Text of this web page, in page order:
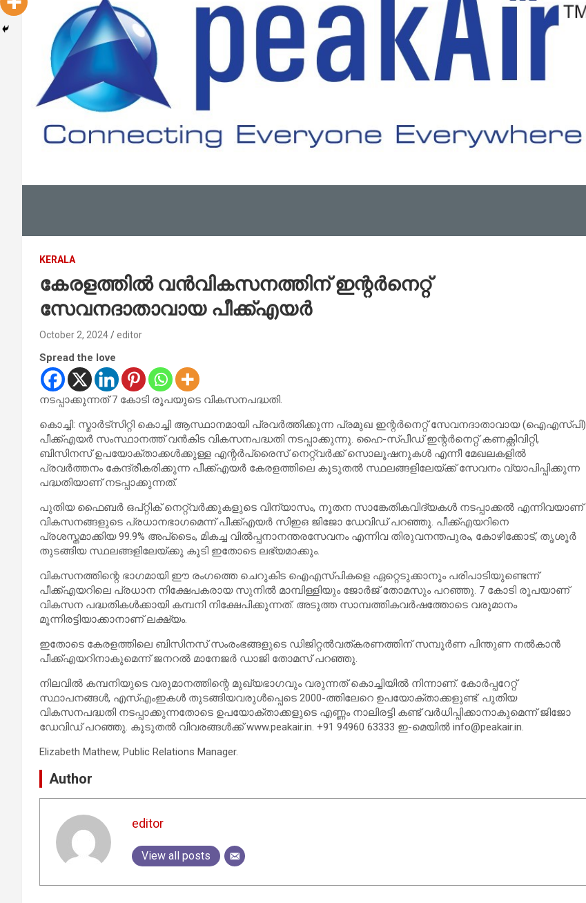
KERALA
കേരളത്തില്‍ വന്‍വികസനത്തിന് ഇന്റര്‍നെറ്റ്
സേവനദാതാവായ പീക്ക്എയര്‍
October 2, 2024 editor
Spread the love
നടപ്പാക്കുന്നത് 7 കോടി രൂപയുടെ വികസനപദ്ധതി.
കൊച്ചി: സ്മാര്‍ട്‌സിറ്റി കൊച്ചി ആസ്ഥാനമായി പ്രവര്‍ത്തിക്കുന്ന പ്രമുഖ ഇന്റര്‍നെറ്റ് സേവനദാതാവായ (ഐഎസ്പി)
പീക്ക്എയര്‍ സംസ്ഥാനത്ത് വന്‍കിട വികസനപദ്ധതി നടപ്പാക്കുന്നു. ഹൈ-സ്പീഡ് ഇന്റര്‍നെറ്റ് കണക്റ്റിവിറ്റി,
ബിസിനസ് ഉപയോക്താക്കള്‍ക്കുള്ള എന്റര്‍പ്രൈസ് നെറ്റ്വര്‍ക്ക് സൊലൂഷനുകള്‍ എന്നീ മേഖലകളില്‍
പ്രവര്‍ത്തനം കേന്ദ്രീകരിക്കുന്ന പീക്ക്എയര്‍ കേരളത്തിലെ കൂടുതല്‍ സ്ഥലങ്ങളിലേയ്ക്ക് സേവനം വ്യാപിപ്പിക്കുന്ന
പദ്ധതിയാണ് നടപ്പാക്കുന്നത്.
പുതിയ ഫൈബര്‍ ഒപ്റ്റിക് നെറ്റ്വര്‍ക്കുകളുടെ വിന്യാസം, നൂതന സാങ്കേതികവിദ്യകള്‍ നടപ്പാക്കല്‍ എന്നിവയാണ്
വികസനങ്ങളുടെ പ്രധാനഭാഗമെന്ന് പീക്ക്എയര്‍ സിഇഒ ജിജോ ഡേവിഡ് പറഞ്ഞു. പീക്ക്എയറിനെ
പ്രശസ്തമാക്കിയ 99.9% അപ്‌ടൈം, മികച്ച വില്‍പ്പനാനന്തരസേവനം എന്നിവ തിരുവനന്തപുരം, കോഴിക്കോട്, തൃശൂര്‍
തുടങ്ങിയ സ്ഥലങ്ങളിലേയ്ക്കു കൂടി ഇതോടെ ലഭ്യമാക്കും.
വികസനത്തിന്റെ ഭാഗമായി ഈ രംഗത്തെ ചെറുകിട ഐഎസ്പികളെ ഏറ്റെടുക്കാനും പരിപാടിയുണ്ടെന്ന്
പീക്ക്എയറിലെ പ്രധാന നിക്ഷേപകരായ സുനില്‍ മാമ്പിള്ളിയും ജോര്‍ജ് തോമസും പറഞ്ഞു. 7 കോടി രൂപയാണ്
വികസന പദ്ധതികള്‍ക്കായി കമ്പനി നിക്ഷേപിക്കുന്നത്. അടുത്ത സാമ്പത്തികവര്‍ഷത്തോടെ വരുമാനം
മൂന്നിരട്ടിയാക്കാനാണ് ലക്ഷ്യം.
ഇതോടെ കേരളത്തിലെ ബിസിനസ് സംരംഭങ്ങളുടെ ഡിജിറ്റല്‍വത്കരണത്തിന് സമ്പൂര്‍ണ പിന്തുണ നല്‍കാന്‍
പീക്ക്എയറിനാകുമെന്ന് ജനറല്‍ മാനേജര്‍ ഡാജി തോമസ് പറഞ്ഞു.
നിലവില്‍ കമ്പനിയുടെ വരുമാനത്തിന്റെ മുഖ്യഭാഗവും വരുന്നത് കൊച്ചിയില്‍ നിന്നാണ്. കോര്‍പ്പറേറ്റ്
സ്ഥാപനങ്ങള്‍, എസ്എംഇകള്‍ തുടങ്ങിയവരുള്‍പ്പെടെ 2000-ത്തിലേറെ ഉപയോക്താക്കളുണ്ട്. പുതിയ
വികസനപദ്ധതി നടപ്പാക്കുന്നതോടെ ഉപയോക്താക്കളുടെ എണ്ണം നാലിരട്ടി കണ്ട് വര്‍ധിപ്പിക്കാനാകുമെന്ന് ജിജോ
ഡേവിഡ് പറഞ്ഞു. കൂടുതല്‍ വിവരങ്ങള്‍ക്ക് www.peakair.in. +91 94960 63333 ഇ-മെയില്‍ info@peakair.in.
Elizabeth Mathew, Public Relations Manager.
Author
editor
View all posts